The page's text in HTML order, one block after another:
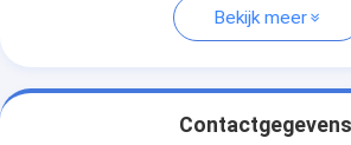
Bekijk meer
Contactgegevens